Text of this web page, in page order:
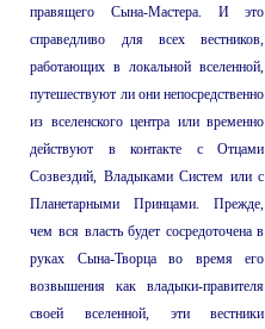
правящего Сына-Мастера. И это
справедливо для всех вестников,
работающих в локальной вселенной,
путешествуют ли они непосредственно
из вселенского центра или временно
действуют в контакте с Отцами
Созвездий, Владыками Систем или с
Планетарными Принцами. Прежде,
чем вся власть будет сосредоточена в
руках Сына-Творца во время его
возвышения как владыки-правителя
своей вселенной, эти вестники